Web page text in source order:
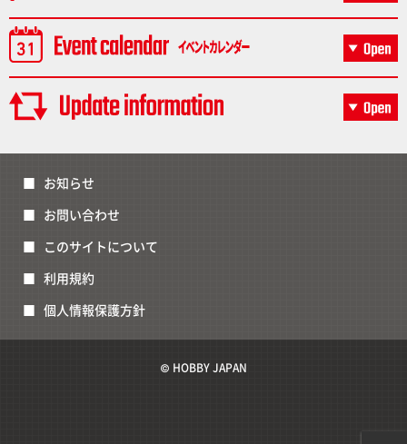
お知らせ
お問い合わせ
このサイトについて
利用規約
個人情報保護方針
© HOBBY JAPAN